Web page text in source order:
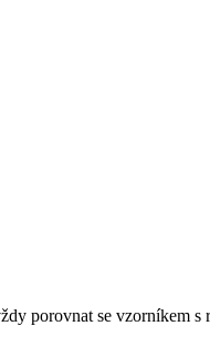
porovnat se vzorníkem s